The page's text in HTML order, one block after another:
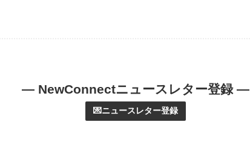
— NewConnectニュースレター登録 —
💌ニュースレター登録